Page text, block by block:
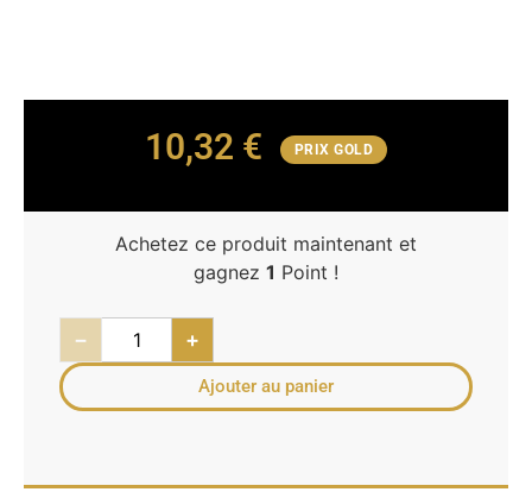
10,32 € PRIX GOLD
Achetez ce produit maintenant et
gagnez 1 Point !
− +
Ajouter au panier